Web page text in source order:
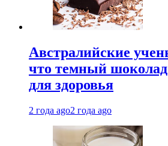
Австралийские
что темный шоколад
для здоровья
2 года ago2 года ago